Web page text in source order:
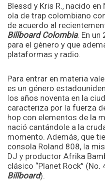
Blessd y Kris R., nacido en
ola de trap colombiano
de acuerdo al
Billboard Colombia. En un
para el género y que
plataformas y radio.
Para entrar en materia
es un género
los años noventa en la
caracteriza por la fuerza
hop con elementos de la
nació cantándole a la
momento. Además, que
consola Roland 808, la
DJ y productor Afrika
clásico “Planet Rock”
Billboard).